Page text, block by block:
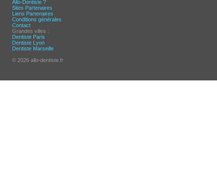
Allo-Dentiste ?
Sites Partenaires
Liens Partenaires
Conditions générales
Contact
Grandes villes :
Dentiste Paris
Dentiste Lyon
Dentiste Marseille
© 2026 allo-dentiste.fr